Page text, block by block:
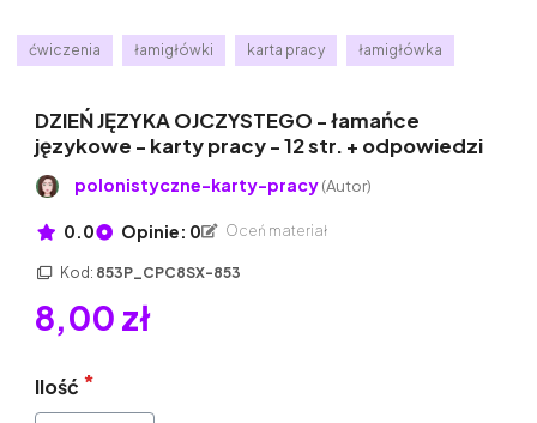
ćwiczenia łamigłówki karta pracy łamigłówka
DZIEŃ JĘZYKA OJCZYSTEGO - łamańce
językowe - karty pracy - 12 str. + odpowiedzi
polonistyczne-karty-pracy(Autor)
0.0 Opinie: 0 Oceń materiał
Kod: 853P_CPC8SX-853
8,00 zł
Ilość